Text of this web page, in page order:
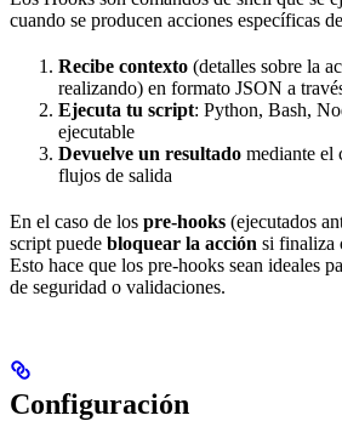
cuando se producen acciones específicas
Recibe contexto (detalles sobre la
realizando) en formato JSON a
Ejecuta tu script: Python, Bash,
ejecutable
Devuelve un resultado mediante el
flujos de salida
En el caso de los pre-hooks (ejecutados
script puede bloquear la acción si finaliza
Esto hace que los pre-hooks sean ideales
de seguridad o validaciones.
Configuración